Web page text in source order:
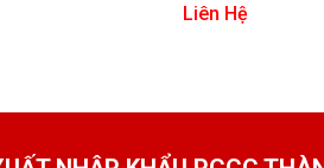
Liên Hệ